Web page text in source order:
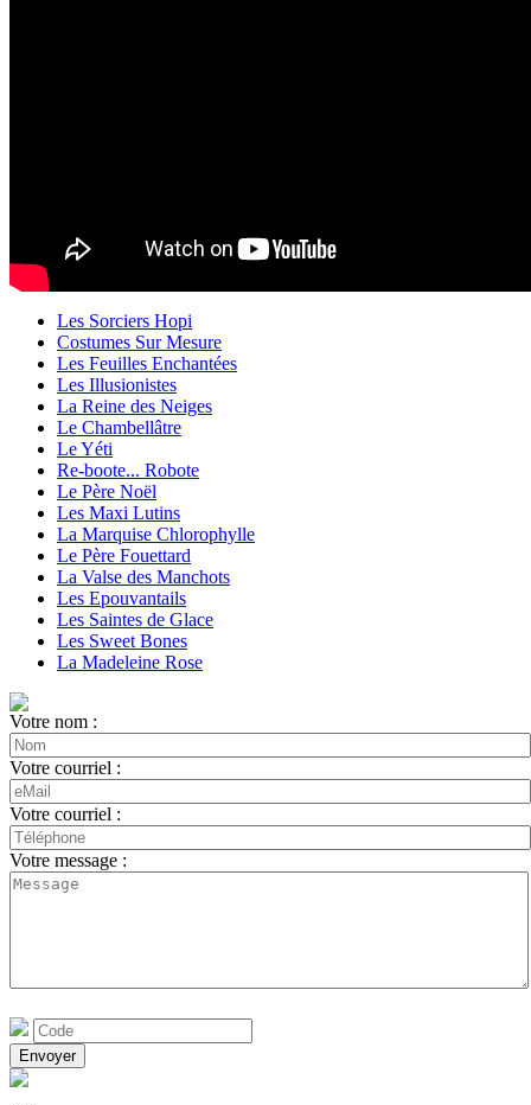
Les Sorciers Hopi
Costumes Sur Mesure
Les Feuilles Enchantées
Les Illusionistes
La Reine des Neiges
Le Chambellâtre
Le Yéti
Re-boote... Robote
Le Père Noël
Les Maxi Lutins
La Marquise Chlorophylle
Le Père Fouettard
La Valse des Manchots
Les Epouvantails
Les Saintes de Glace
Les Sweet Bones
La Madeleine Rose
Votre nom :
Votre courriel :
Votre courriel :
Votre message :